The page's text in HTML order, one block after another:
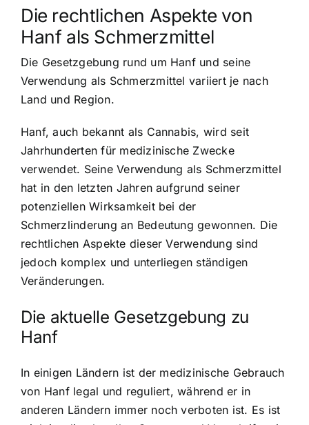
Die rechtlichen Aspekte von
Hanf als Schmerzmittel
Die Gesetzgebung rund um Hanf und seine
Verwendung als Schmerzmittel variiert je nach
Land und Region.
Hanf, auch bekannt als Cannabis, wird seit
Jahrhunderten für medizinische Zwecke
verwendet. Seine Verwendung als Schmerzmittel
hat in den letzten Jahren aufgrund seiner
potenziellen Wirksamkeit bei der
Schmerzlinderung an Bedeutung gewonnen. Die
rechtlichen Aspekte dieser Verwendung sind
jedoch komplex und unterliegen ständigen
Veränderungen.
Die aktuelle Gesetzgebung zu
Hanf
In einigen Ländern ist der medizinische Gebrauch
von Hanf legal und reguliert, während er in
anderen Ländern immer noch verboten ist. Es ist